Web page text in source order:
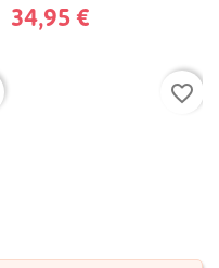
34,95 €
favorite_border